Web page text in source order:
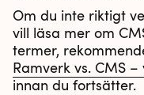
Om du inte riktigt
vill läsa mer om
termer,
Ramverk vs. CMS
innan du fortsätter.